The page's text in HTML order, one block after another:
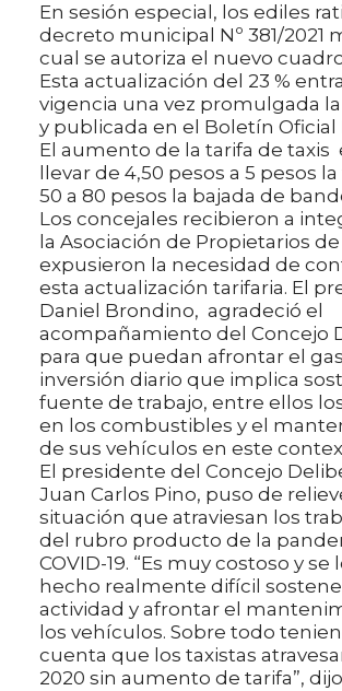
En sesión especial, los ediles
decreto municipal Nº 381/2021
cual se autoriza el nuevo
Esta actualización del 23 %
vigencia una vez promulgada
y publicada en el Boletín Oficial
El aumento de la tarifa de taxis
llevar de 4,50 pesos a 5 pesos
50 a 80 pesos la bajada de
Los concejales recibieron a
la Asociación de Propietarios
expusieron la necesidad de
esta actualización tarifaria. El
Daniel Brondino, agradeció el
acompañamiento del Concejo
para que puedan afrontar el
inversión diario que implica
fuente de trabajo, entre ellos
en los combustibles y el
de sus vehículos en este
El presidente del Concejo
Juan Carlos Pino, puso de
situación que atraviesan los
del rubro producto de la
COVID-19. “Es muy costoso y se
hecho realmente difícil
actividad y afrontar el
los vehículos. Sobre todo
cuenta que los taxistas
2020 sin aumento de tarifa”,